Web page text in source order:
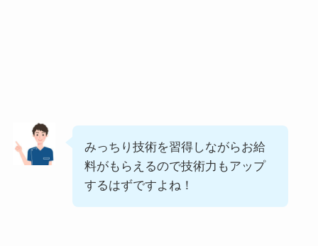
みっちり技術を習得しながらお給
料がもらえるので技術力もアップ
するはずですよね！